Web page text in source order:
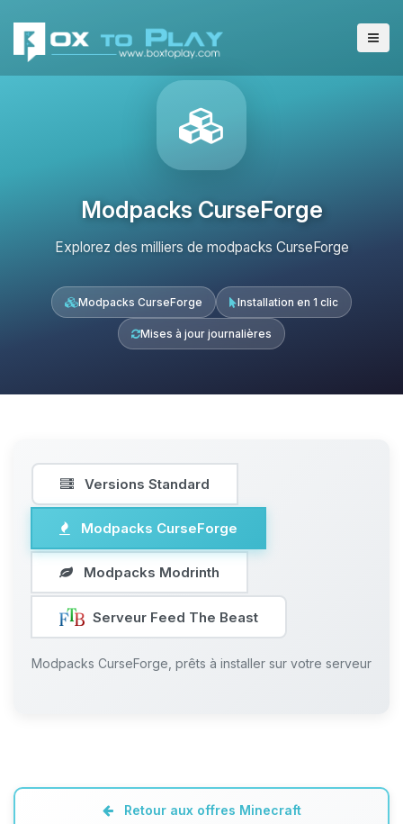
Modpacks CurseForge
Explorez des milliers de modpacks CurseForge
Modpacks CurseForge Installation en 1 clic
Mises à jour journalières
Versions Standard
Modpacks CurseForge
Modpacks Modrinth
Serveur Feed The Beast
Modpacks CurseForge, prêts à installer sur votre serveur
Retour aux offres Minecraft